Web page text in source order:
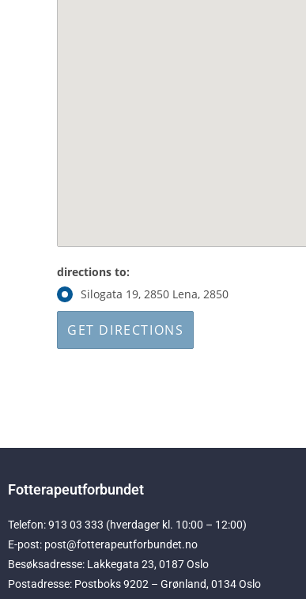
directions to:
Silogata 19, 2850 Lena, 2850
Fotterapeutforbundet
Telefon: 913 03 333 (hverdager kl. 10:00 – 12:00)
E-post: post@fotterapeutforbundet.no
Besøksadresse: Lakkegata 23, 0187 Oslo
Postadresse: Postboks 9202 – Grønland, 0134 Oslo